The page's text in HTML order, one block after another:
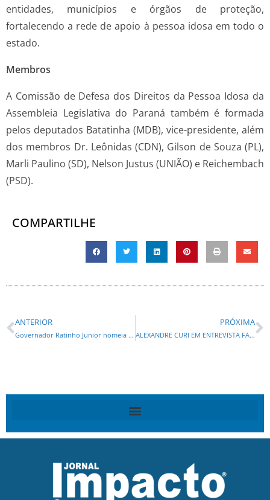
entidades, municípios e órgãos de proteção,
fortalecendo a rede de apoio à pessoa idosa em todo o
estado.
Membros
A Comissão de Defesa dos Direitos da Pessoa Idosa da
Assembleia Legislativa do Paraná também é formada
pelos deputados Batatinha (MDB), vice-presidente, além
dos membros Dr. Leônidas (CDN), Gilson de Souza (PL),
Marli Paulino (SD), Nelson Justus (UNIÃO) e Reichembach
(PSD).
COMPARTILHE
ANTERIOR
Governador Ratinho Junior nomeia 604 policiais na maior contratação da história da PCPR
PRÓXIMA
ALEXANDRE CURI EM ENTREVISTA FALA DO CANTEIRO DE OBRAS E O DESENVOLVIMENTO APLICADO NO ESTADO POR RATINHO JR.